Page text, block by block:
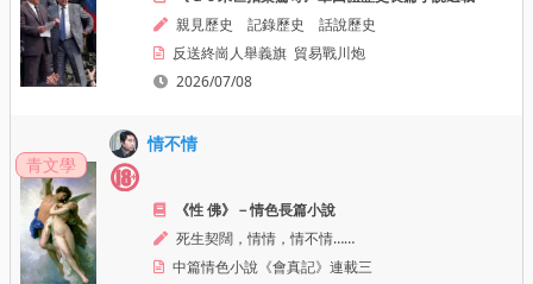
親見歷史　記錄歷史　話說歷史
反送終崗人舉義旗  貿易戰川炮
2026/07/08
青文學
情不情
《性 佛》－情色長篇小說
死生契闊，情情，情不情……
中篇情色小說《會真記》連載三